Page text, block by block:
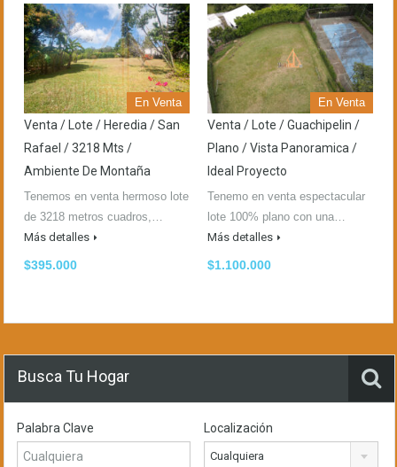
En Venta
Venta / Lote / Heredia / San
Rafael / 3218 Mts /
Ambiente De Montaña
Tenemos en venta hermoso lote
de 3218 metros cuadros,…
Más detalles
$395.000
En Venta
Venta / Lote / Guachipelin /
Plano / Vista Panoramica /
Ideal Proyecto
Tenemo en venta espectacular
lote 100% plano con una…
Más detalles
$1.100.000
Busca Tu Hogar
Palabra Clave Localización
Cualquiera